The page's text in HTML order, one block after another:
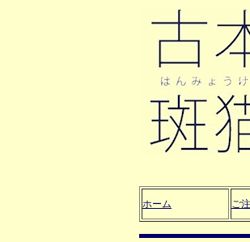
ホーム ご